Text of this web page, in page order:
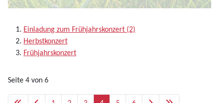
Einladung zum Frühjahrskonzert (2)
Herbstkonzert
Frühjahrskonzert
Seite 4 von 6